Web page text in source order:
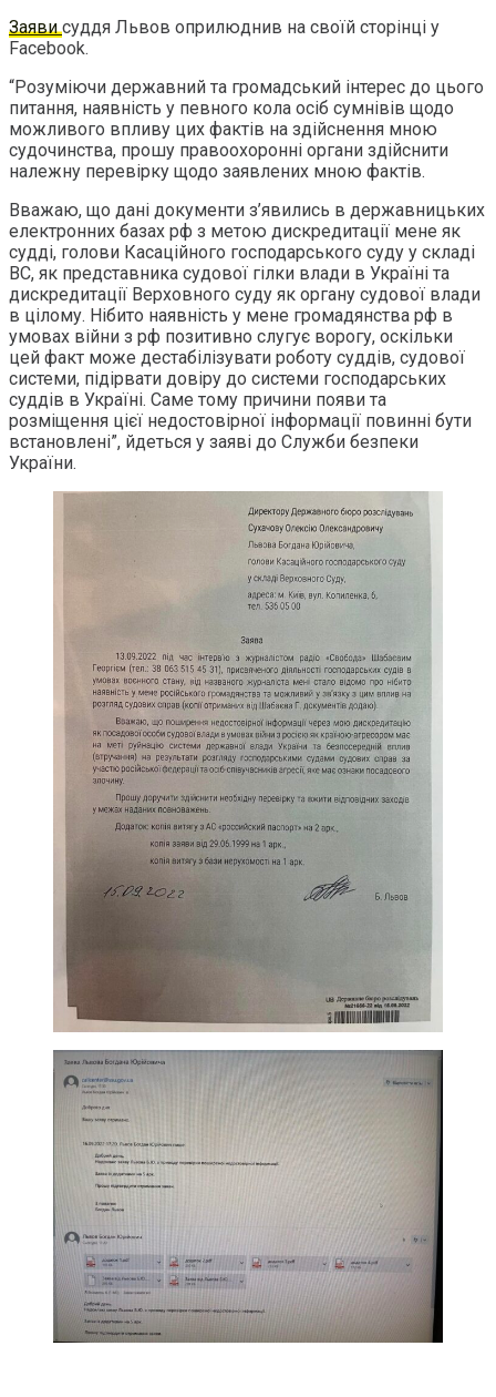
Заявисуддя Львов оприлюднив на своїй сторінці у
Facebook.
“Розуміючи державний та громадський інтерес до цього
питання, наявність у певного кола осіб сумнівів щодо
можливого впливу цих фактів на здійснення мною
судочинства, прошу правоохоронні органи здійснити
належну перевірку щодо заявлених мною фактів.
Вважаю, що дані документи з’явились в державницьких
електронних базах рф з метою дискредитації мене як
судді, голови Касаційного господарського суду у складі
ВС, як представника судової гілки влади в Україні та
дискредитації Верховного суду як органу судової влади
в цілому. Нібито наявність у мене громадянства рф в
умовах війни з рф позитивно слугує ворогу, оскільки
цей факт може дестабілізувати роботу суддів, судової
системи, підірвати довіру до системи господарських
суддів в Україні. Саме тому причини появи та
розміщення цієї недостовірної інформації повинні бути
встановлені”, йдеться у заяві до Служби безпеки
України.